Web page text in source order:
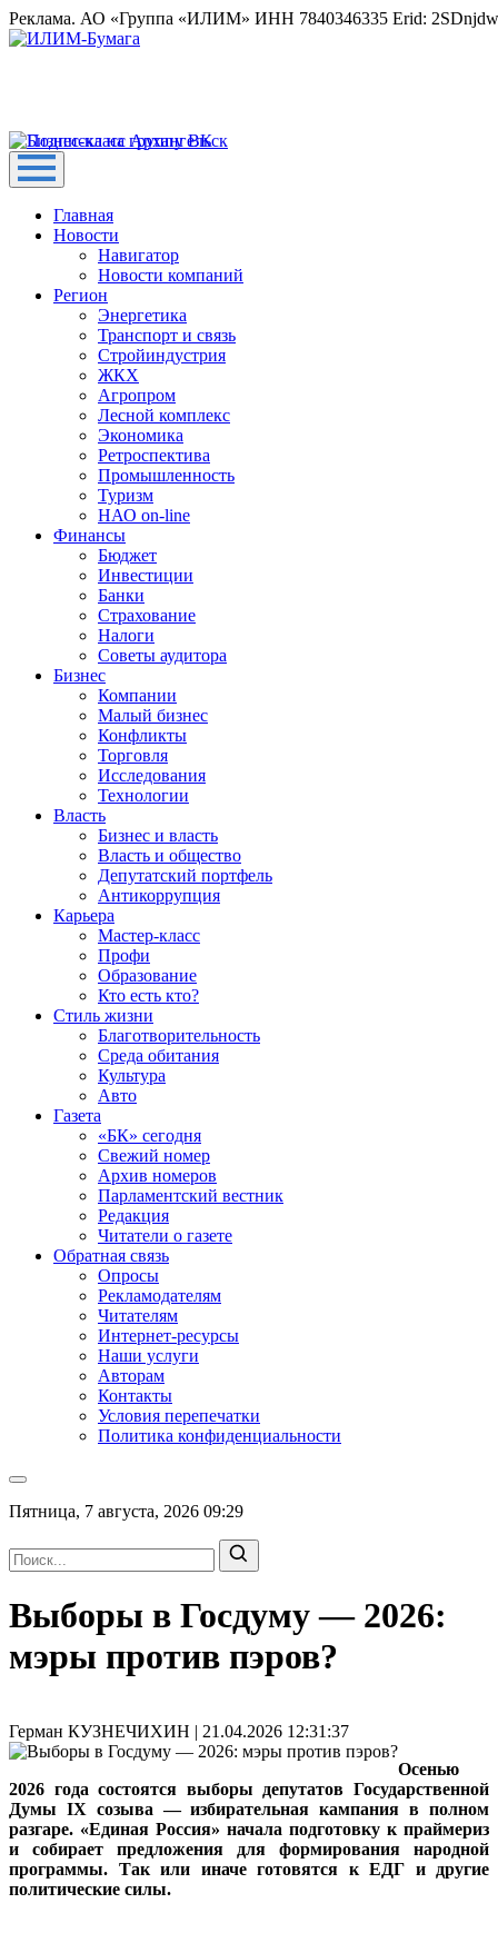
Реклама. АО «Группа «ИЛИМ» ИНН 7840346335 Erid:
Главная
Новости
Навигатор
Новости компаний
Регион
Энергетика
Транспорт и связь
Стройиндустрия
ЖКХ
Агропром
Лесной комплекс
Экономика
Ретроспектива
Промышленность
Туризм
НАО on-line
Финансы
Бюджет
Инвестиции
Банки
Страхование
Налоги
Советы аудитора
Бизнес
Компании
Малый бизнес
Конфликты
Торговля
Исследования
Технологии
Власть
Бизнес и власть
Власть и общество
Депутатский портфель
Антикоррупция
Карьера
Мастер-класс
Профи
Образование
Кто есть кто?
Стиль жизни
Благотворительность
Среда обитания
Культура
Авто
Газета
«БК» сегодня
Свежий номер
Архив номеров
Парламентский вестник
Редакция
Читатели о газете
Обратная связь
Опросы
Рекламодателям
Читателям
Интернет-ресурсы
Наши услуги
Авторам
Контакты
Условия перепечатки
Политика конфиденциальности
Пятница, 7 августа, 2026 09:29
Выборы в Госдуму — 2026:
мэры против пэров?
Герман КУЗНЕЧИХИН | 21.04.2026 12:31:37
Осенью
2026 года состоятся выборы депутатов Государственной
Думы IX созыва — избирательная кампания в полном
разгаре. «Единая Россия» начала подготовку к праймериз
и собирает предложения для формирования народной
программы. Так или иначе готовятся к ЕДГ и другие
политические силы.